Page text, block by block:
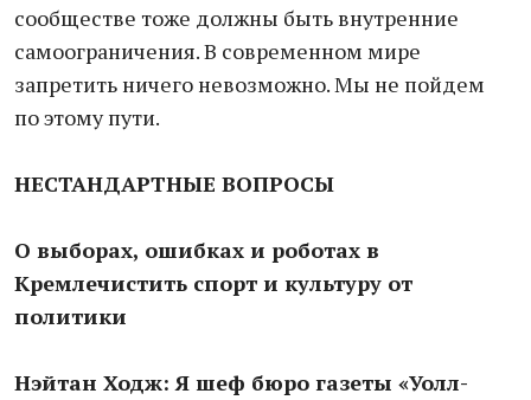
сообществе тоже должны быть внутренние
самоограничения. В современном мире
запретить ничего невозможно. Мы не пойдем
по этому пути.
НЕСТАНДАРТНЫЕ ВОПРОСЫ
О выборах, ошибках и роботах в
Кремлечистить спорт и культуру от
политики
Нэйтан Ходж: Я шеф бюро газеты «Уолл-